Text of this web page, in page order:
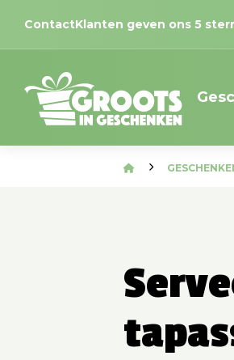
ContactKlanten geven ons 5